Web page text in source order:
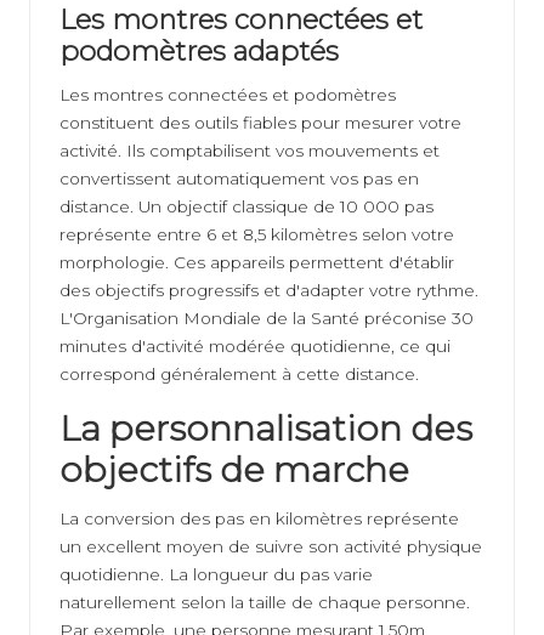
Les montres connectées et
podomètres adaptés
Les montres connectées et podomètres
constituent des outils fiables pour mesurer votre
activité. Ils comptabilisent vos mouvements et
convertissent automatiquement vos pas en
distance. Un objectif classique de 10 000 pas
représente entre 6 et 8,5 kilomètres selon votre
morphologie. Ces appareils permettent d'établir
des objectifs progressifs et d'adapter votre rythme.
L'Organisation Mondiale de la Santé préconise 30
minutes d'activité modérée quotidienne, ce qui
correspond généralement à cette distance.
La personnalisation des
objectifs de marche
La conversion des pas en kilomètres représente
un excellent moyen de suivre son activité physique
quotidienne. La longueur du pas varie
naturellement selon la taille de chaque personne.
Par exemple, une personne mesurant 1,50m